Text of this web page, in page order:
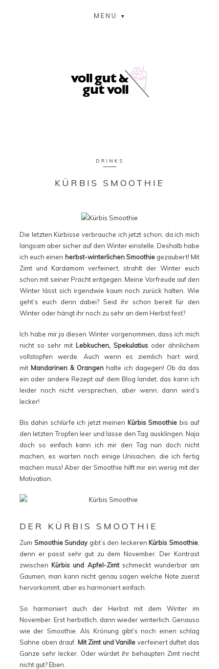
MENU
DRINKS
KÜRBIS SMOOTHIE
Die letzten Kürbisse verbrauche ich jetzt schon, da ich mich
langsam aber sicher auf den Winter einstelle. Deshalb habe
ich euch einen herbst-winterlichen Smoothiegezaubert! Mit
Zimt und Kardamom verfeinert, strahlt der Winter euch
schon mit seiner Pracht entgegen. Meine Vorfreude auf den
Winter lässt sich irgendwie kaum noch zurück halten. Wie
geht’s euch denn dabei? Seid ihr schon bereit für den
Winter oder hängt ihr noch zu sehr an dem Herbst fest?
Ich habe mir ja diesen Winter vorgenommen, dass ich mich
nicht so sehr mit Lebkuchen, Spekulatius oder ähnlichem
vollstopfen werde. Auch wenn es ziemlich hart wird,
mit Mandarinen & Orangen halte ich dagegen! Ob da das
ein oder andere Rezept auf dem Blog landet, das kann ich
leider noch nicht versprechen, aber wenn, dann wird’s
lecker!
Bis dahin schlürfe ich jetzt meinen Kürbis Smoothie bis auf
den letzten Tropfen leer und lasse den Tag ausklingen. Naja
doch so einfach kann ich mir den Tag nun doch nicht
machen, es warten noch einige Unisachen, die ich fertig
machen muss! Aber der Smoothie hilft mir ein wenig mit der
Motivation.
DER KÜRBIS SMOOTHIE
Zum Smoothie Sundaygibt’s den leckeren Kürbis Smoothie
denn er passt sehr gut zu dem November. Der Kontrast
zwischen Kürbis und Apfel-Zimtschmeckt wunderbar am
Gaumen, man kann nicht genau sagen welche Note zuerst
hervorkommt, aber es harmoniert einfach.
So harmoniert auch der Herbst mit dem Winter im
November. Erst herbstlich, dann wieder winterlich. Genauso
wie der Smoothie. Als Krönung gibt’s noch einen schlag
Sahne oben drauf. Mit Zimt und Vanille verfeinert duftet das
Ganze sehr lecker. Oder würdet ihr behaupten Zimt riecht
nicht gut? Eben.